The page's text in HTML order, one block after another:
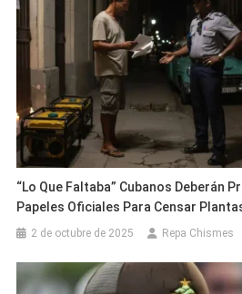
“Lo Que Faltaba” Cubanos Deberán
Papeles Oficiales Para Censar
2 de octubre de 2025 Repa Chismes